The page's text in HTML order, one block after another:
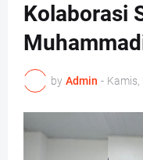
Kolaborasi
by Admin - Kamis,